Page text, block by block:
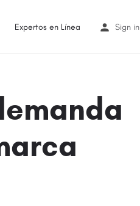
Expertos en Línea Sign in